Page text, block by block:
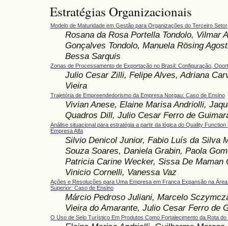
Estratégias Organizacionais
Modelo de Maturidade em Gestão para Organizações do Terceiro Setor
Rosana da Rosa Portella Tondolo, Vilmar
Gonçalves Tondolo, Manuela Rösing
Bessa Sarquis
Zonas de Processamento de Exportação no Brasil: Configuração,
Julio Cesar Zilli, Felipe Alves, Adriana
Vieira
Trajetória de Empreendedorismo da Empresa Norgau: Caso de Ensino
Vivian Anese, Elaine Marisa Andriolli,
Quadros Dill, Julio Cesar Ferro de
Análise situacional para estratégia a partir da lógica do Quality
Empresa Alfa
Silvio Denicol Junior, Fabio Luís da Silva
Souza Soares, Daniela Grabin, Paola
Patricia Carine Wecker, Sissa De Maman
Vinicio Cornelli, Vanessa Vaz
Ações e Resoluções para Uma Empresa em Franca Expansão na
Superior: Caso de Ensino
Márcio Pedroso Juliani, Marcelo
Vieira do Amarante, Julio Cesar Ferro de
O Uso de Selo Turístico Em Produtos Como Fortalecimento da Rota do